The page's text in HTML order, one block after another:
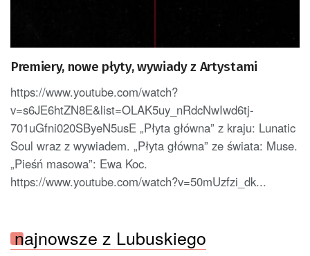
Premiery, nowe płyty, wywiady z Artystami
https://www.youtube.com/watch?
v=s6JE6htZN8E&list=OLAK5uy_nRdcNwIwd6tj-
701uGfni020SByeN5usE „Płyta główna” z kraju: Lunatic
Soul wraz z wywiadem. „Płyta główna” ze świata: Muse.
„Pieśń masowa”: Ewa Koc.
https://www.youtube.com/watch?v=50mUzfzi_dk...
najnowsze z Lubuskiego